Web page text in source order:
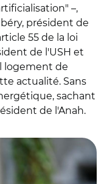
–,
président de
55 de la loi
de l'USH et
logement de
actualité. Sans
sachant
de l'Anah.